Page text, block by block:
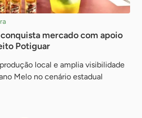
mercado com apoio
Potiguar
local e amplia visibilidade
Melo no cenário estadual